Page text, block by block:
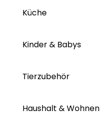
Küche
Kinder & Babys
Tierzubehör
Haushalt & Wohnen